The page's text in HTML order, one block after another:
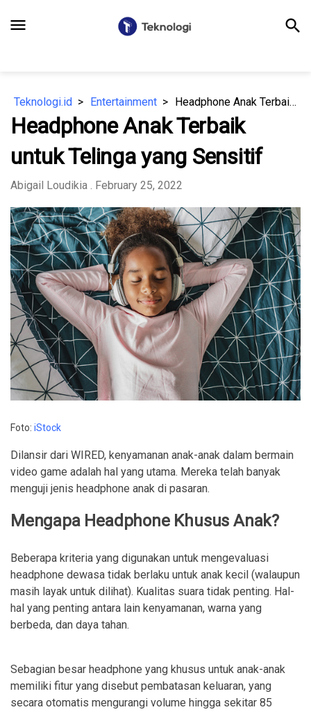
menu search
Teknologi.id Entertainment Headphone Anak Terbaik untuk Telinga yang Sensitif
Headphone Anak Terbaik
untuk Telinga yang Sensitif
Abigail Loudikia . February 25, 2022
Foto: iStock
Dilansir dari WIRED, kenyamanan anak-anak dalam bermain
video game adalah hal yang utama. Mereka telah banyak
menguji jenis headphone anak di pasaran.
Mengapa Headphone Khusus Anak?
Beberapa kriteria yang digunakan untuk mengevaluasi
headphone dewasa tidak berlaku untuk anak kecil (walaupun
masih layak untuk dilihat). Kualitas suara tidak penting. Hal-
hal yang penting antara lain kenyamanan, warna yang
berbeda, dan daya tahan.
Sebagian besar headphone yang khusus untuk anak-anak
memiliki fitur yang disebut pembatasan keluaran, yang
secara otomatis mengurangi volume hingga sekitar 85